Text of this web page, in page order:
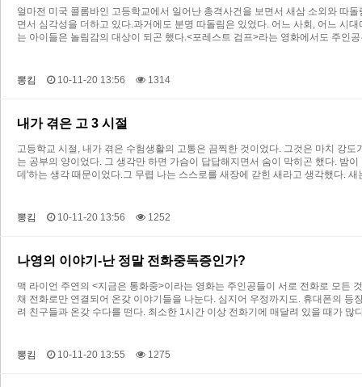
얼마전 미국 콜롬바인 고등학교에서 일어난 총격사건을 보면서 새삼 소외와 따
면서 심각성을 더하고 있다.과거에도 분명 따돌림은 있었다. 어느 사회, 어느 시
는 아이들은 놀림감의 대상이 되곤 했다.<포레스트 검프>라는 영화에서도 주인
뽕킴 10-11-20 13:56 1314
내가 겪은 고 3 시절
고등학교 시절, 내가 겪은 수험생활의 고통은 끔찍한 것이었다. 그것은 마치 강
는 공부의 양이었다. 그 생각만 하면 가슴이 답답해지면서 숨이 막히곤 했다. 밤
데'하는 생각 때문이었다.그 무렵 나는 스스로를 새장에 갇힌 새라고 생각했다.
뽕킴 10-11-20 13:56 1252
나영의 이야기-난 정말 전화중독증인가?
맥 라이언 주연의 <지금은 통화중>이라는 영화는 주인공들이 서로 전화로 모든
채 전화로만 연결되어 온갖 이야기들을 나눈다. 심지어 우정까지도. 휴대폰의
려 친구들과 온갖 수다를 떤다. 최소한 1시간 이상 전화기에 매달려 있을 때가 많
뽕킴 10-11-20 13:55 1275